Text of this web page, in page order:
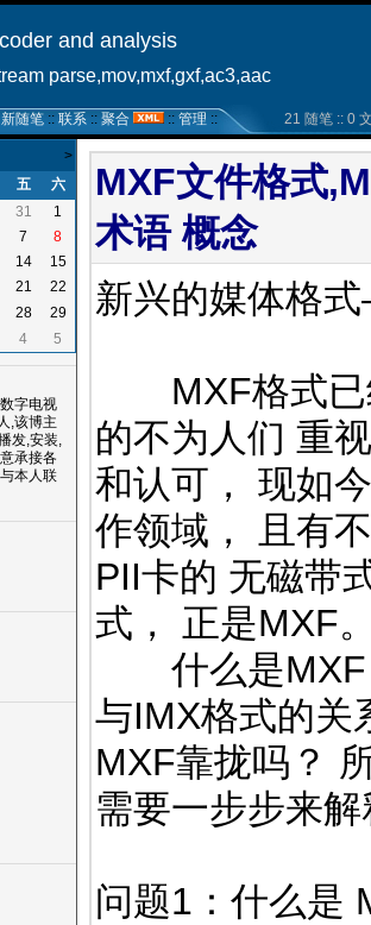
and analysis
parse,mov,mxf,gxf,ac3,aac
新随笔 :: 联系 :: 聚合 :: 管理 :: 21 随笔 :: 0
>
五
六
31
1
7
8
14
15
21
22
28
29
4 5
字电视
,该博主
发,安装,
承接各
本人联
MXF文件格式
术语 概念
新兴的媒体格
MXF格式已
的不为人们 重
和认可， 现如
作领域， 且有
PII卡的 无磁带
式， 正是MXF
什么是MXF
与IMX格式的关
MXF靠拢吗？
需要一步步来
问题1：什么是